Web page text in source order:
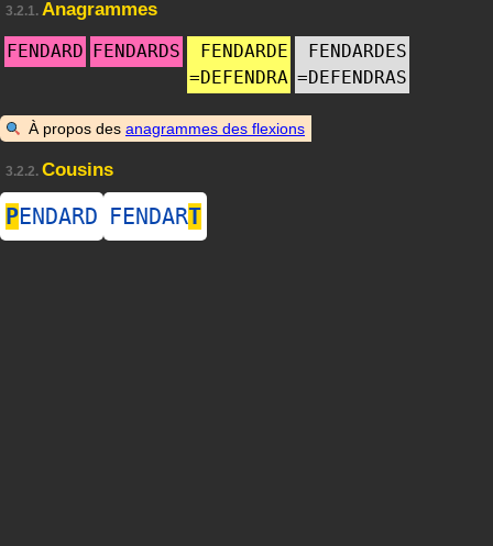
3.2.1. Anagrammes
FENDARD FENDARDS
FENDARDE
=DEFENDRA
FENDARDES
=DEFENDRAS
À propos des anagrammes des flexions
3.2.2. Cousins
PENDARD FENDART